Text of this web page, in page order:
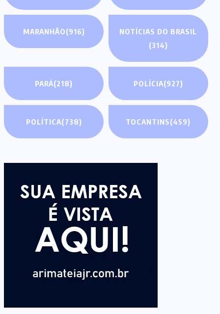
MARANHÃO(916)
NOTÍCIAS DO BRASIL
(314)
PARÁ(218) POLÍCIA(927)
POLÍTICA(738) TOCANTINS(459)